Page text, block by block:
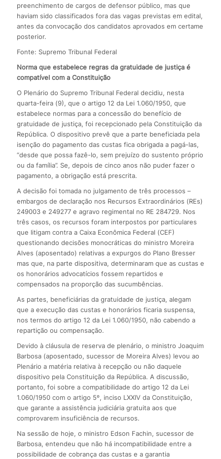
preenchimento de cargos de defensor público, mas que
haviam sido classificados fora das vagas previstas em edital,
antes da convocação dos candidatos aprovados em certame
posterior.
Fonte: Supremo Tribunal Federal
Norma que estabelece regras da gratuidade de justiça é
compatível com a Constituição
O Plenário do Supremo Tribunal Federal decidiu, nesta
quarta-feira (9), que o artigo 12 da Lei 1.060/1950, que
estabelece normas para a concessão do benefício de
gratuidade de justiça, foi recepcionado pela Constituição da
República. O dispositivo prevê que a parte beneficiada pela
isenção do pagamento das custas fica obrigada a pagá-las,
“desde que possa fazê-lo, sem prejuízo do sustento próprio
ou da família”. Se, depois de cinco anos não puder fazer o
pagamento, a obrigação está prescrita.
A decisão foi tomada no julgamento de três processos –
embargos de declaração nos Recursos Extraordinários (REs)
249003 e 249277 e agravo regimental no RE 284729. Nos
três casos, os recursos foram interpostos por particulares
que litigam contra a Caixa Econômica Federal (CEF)
questionando decisões monocráticas do ministro Moreira
Alves (aposentado) relativas a expurgos do Plano Bresser
mas que, na parte dispositiva, determinaram que as custas e
os honorários advocatícios fossem repartidos e
compensados na proporção das sucumbências.
As partes, beneficiárias da gratuidade de justiça, alegam
que a execução das custas e honorários ficaria suspensa,
nos termos do artigo 12 da Lei 1.060/1950, não cabendo a
repartição ou compensação.
Devido à cláusula de reserva de plenário, o ministro Joaquim
Barbosa (aposentado, sucessor de Moreira Alves) levou ao
Plenário a matéria relativa à recepção ou não daquele
dispositivo pela Constituição da República. A discussão,
portanto, foi sobre a compatibilidade do artigo 12 da Lei
1.060/1950 com o artigo 5º, inciso LXXIV da Constituição,
que garante a assistência judiciária gratuita aos que
comprovarem insuficiência de recursos.
Na sessão de hoje, o ministro Edson Fachin, sucessor de
Barbosa, entendeu que não há incompatibilidade entre a
possibilidade de cobrança das custas e a garantia